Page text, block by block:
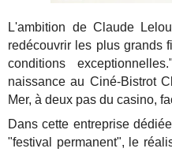
L'ambition de Claude
redécouvrir les plus grands
conditions
naissance au Ciné-Bistrot
Mer, à deux pas du casino,
Dans cette entreprise
"festival permanent", le